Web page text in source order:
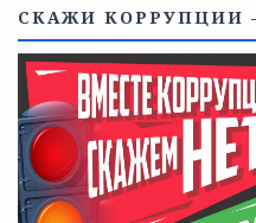
СКАЖИ КОРРУПЦИИ